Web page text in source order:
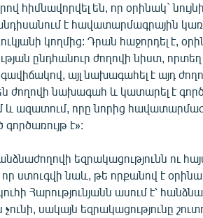
հիմնավորվել են, որ օրինակ`
է հավատարմագրային
կողմից: Դրան հաջորդել է,
ընդհանուր ժողովի նիստ, որտեղ
այլ նախագահել է այդ
ժողովի նախագահ և կատարել է
և ազատում, որը նորից
է»:
եզրակացությունն ու
ստուգվի նաև, թե որքանով է
Հարությունյանն ասում է՝
չունի, սակայն եզրակացությունը